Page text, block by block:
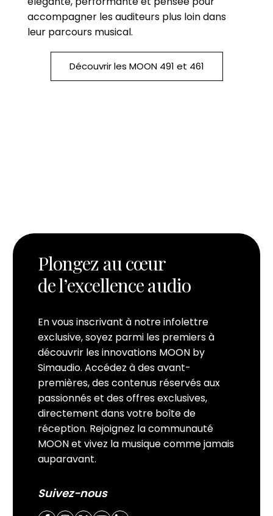
accompagner les auditeurs plus loin dans
leur parcours musical.
Découvrir les MOON 491 et 461
Plongez au cœur
de l’excellence audio
En vous inscrivant à notre infolettre
exclusive, soyez parmi les premiers à
découvrir les innovations MOON by
Simaudio. Accédez à des avant-
premières, des contenus réservés aux
passionnés et des offres exclusives,
directement dans votre boîte de
réception. Rejoignez la communauté
MOON et vivez la musique comme jamais
auparavant.
Suivez-nous